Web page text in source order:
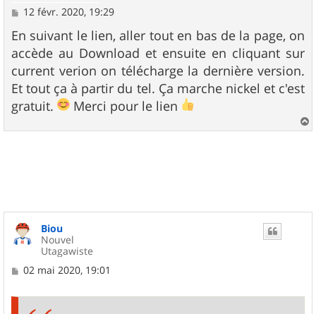
M
s
s
a
g
e
12 févr. 2020, 19:29
En suivant le lien, aller tout en bas de la page, on
accède au Download et ensuite en cliquant sur
current verion on télécharge la dernière version.
Et tout ça à partir du tel. Ça marche nickel et c'est
gratuit.
Merci pour le lien
a
Biou
Nouvel
Utagawiste
M
02 mai 2020, 19:01